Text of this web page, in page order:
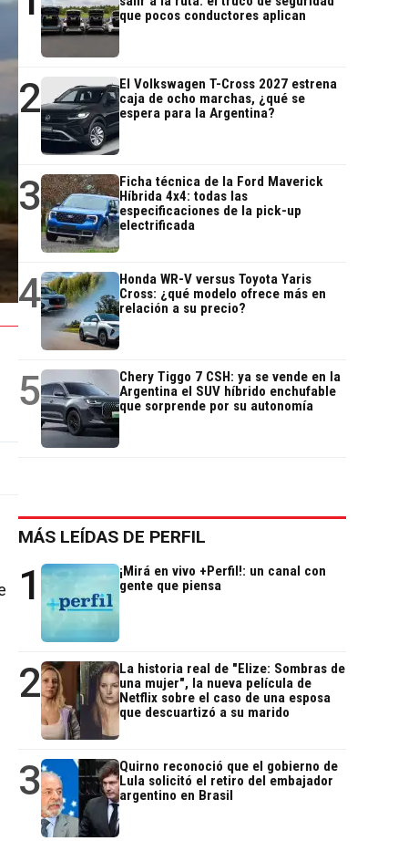
que pocos conductores aplican
2
El Volkswagen T-Cross 2027 estrena
caja de ocho marchas, ¿qué se
espera para la Argentina?
3
Ficha técnica de la Ford Maverick
Híbrida 4x4: todas las
especificaciones de la pick-up
electrificada
4
Honda WR-V versus Toyota Yaris
Cross: ¿qué modelo ofrece más en
relación a su precio?
5
Chery Tiggo 7 CSH: ya se vende en la
Argentina el SUV híbrido enchufable
que sorprende por su autonomía
MÁS LEÍDAS DE PERFIL
1
¡Mirá en vivo +Perfil!: un canal con
gente que piensa
2
La historia real de "Elize: Sombras de
una mujer", la nueva película de
Netflix sobre el caso de una esposa
que descuartizó a su marido
3
Quirno reconoció que el gobierno de
Lula solicitó el retiro del embajador
argentino en Brasil